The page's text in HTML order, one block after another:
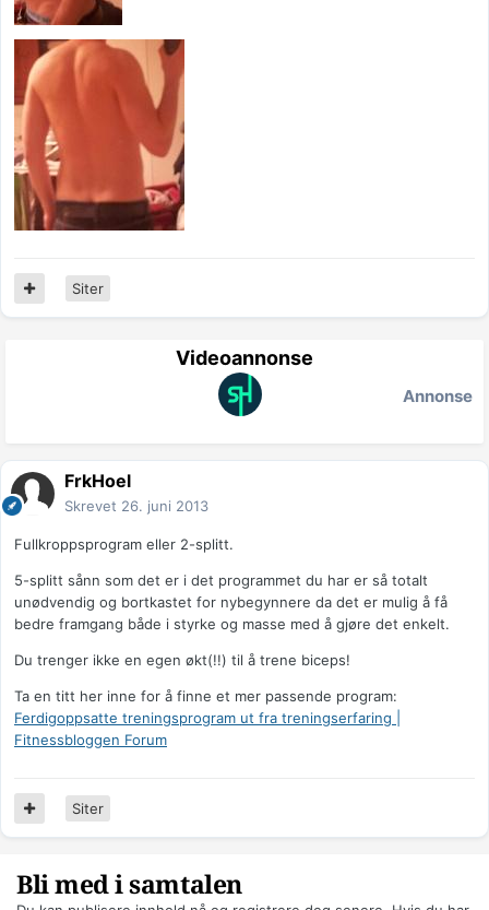
Siter
Videoannonse
Annonse
FrkHoel
Skrevet 26. juni 2013
Fullkroppsprogram eller 2-splitt.
5-splitt sånn som det er i det programmet du har er så totalt
unødvendig og bortkastet for nybegynnere da det er mulig å få
bedre framgang både i styrke og masse med å gjøre det enkelt.
Du trenger ikke en egen økt(!!) til å trene biceps!
Ta en titt her inne for å finne et mer passende program:
Ferdigoppsatte treningsprogram ut fra treningserfaring |
Fitnessbloggen Forum
Siter
Bli med i samtalen